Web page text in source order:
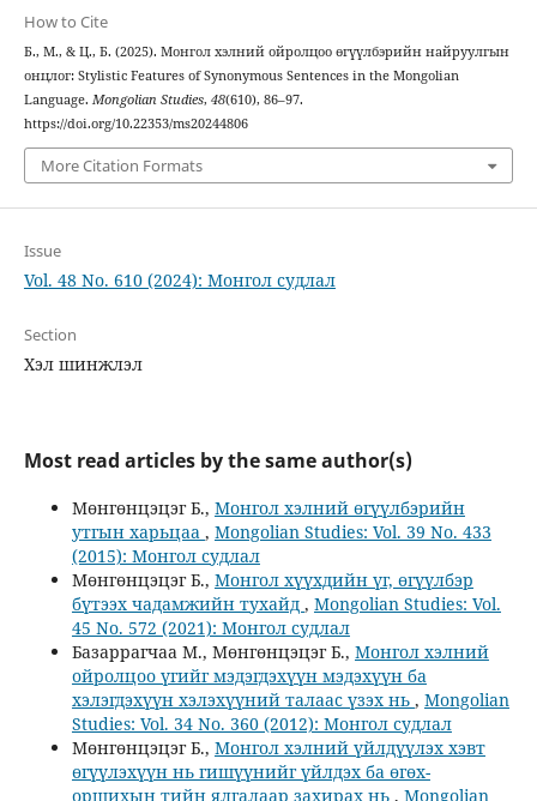
How to Cite
Б., М., & Ц., Б. (2025). Монгол хэлний ойролцоо өгүүлбэрийн найруулгын
онцлог: Stylistic Features of Synonymous Sentences in the Mongolian
Language. Mongolian Studies, 48(610), 86–97.
https://doi.org/10.22353/ms20244806
More Citation Formats
Issue
Vol. 48 No. 610 (2024): Монгол судлал
Section
Хэл шинжлэл
Most read articles by the same author(s)
Мөнгөнцэцэг Б., Монгол хэлний өгүүлбэрийн
утгын харьцаа , Mongolian Studies: Vol. 39 No. 433
(2015): Монгол судлал
Мөнгөнцэцэг Б., Монгол хүүхдийн үг, өгүүлбэр
бүтээх чадамжийн тухайд , Mongolian Studies: Vol.
45 No. 572 (2021): Монгол судлал
Базаррагчаа М., Мөнгөнцэцэг Б., Монгол хэлний
ойролцоо үгийг мэдэгдэхүүн мэдэхүүн ба
хэлэгдэхүүн хэлэхүүний талаас үзэх нь , Mongolian
Studies: Vol. 34 No. 360 (2012): Монгол судлал
Мөнгөнцэцэг Б., Монгол хэлний үйлдүүлэх хэвт
өгүүлэхүүн нь гишүүнийг үйлдэх ба өгөх-
оршихын тийн ялгалаар захирах нь , Mongolian